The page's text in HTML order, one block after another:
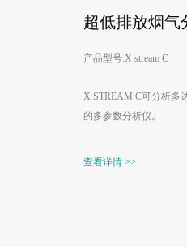
超低排放烟气
产品型号:X stream C
X STREAM C可分析多
的多参数分析仪。
查看详情 >>